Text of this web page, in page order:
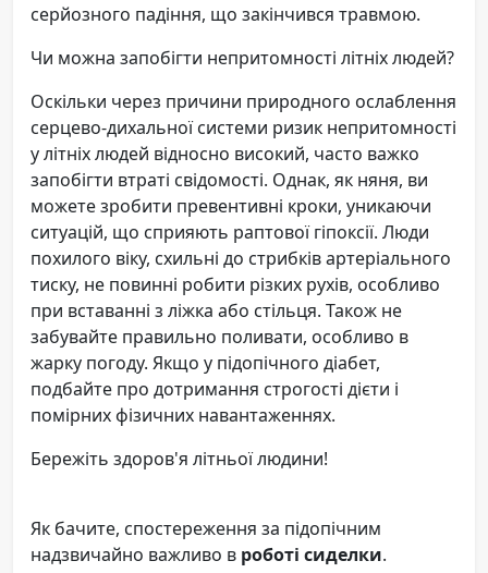
серйозного падіння, що закінчився травмою.
Чи можна запобігти непритомності літніх людей?
Оскільки через причини природного ослаблення
серцево-дихальної системи ризик непритомності
у літніх людей відносно високий, часто важко
запобігти втраті свідомості. Однак, як няня, ви
можете зробити превентивні кроки, уникаючи
ситуацій, що сприяють раптової гіпоксії. Люди
похилого віку, схильні до стрибків артеріального
тиску, не повинні робити різких рухів, особливо
при вставанні з ліжка або стільця. Також не
забувайте правильно поливати, особливо в
жарку погоду. Якщо у підопічного діабет,
подбайте про дотримання строгості дієти і
помірних фізичних навантаженнях.
Бережіть здоров'я літньої людини!
Як бачите, спостереження за підопічним
надзвичайно важливо в роботі сиделки.